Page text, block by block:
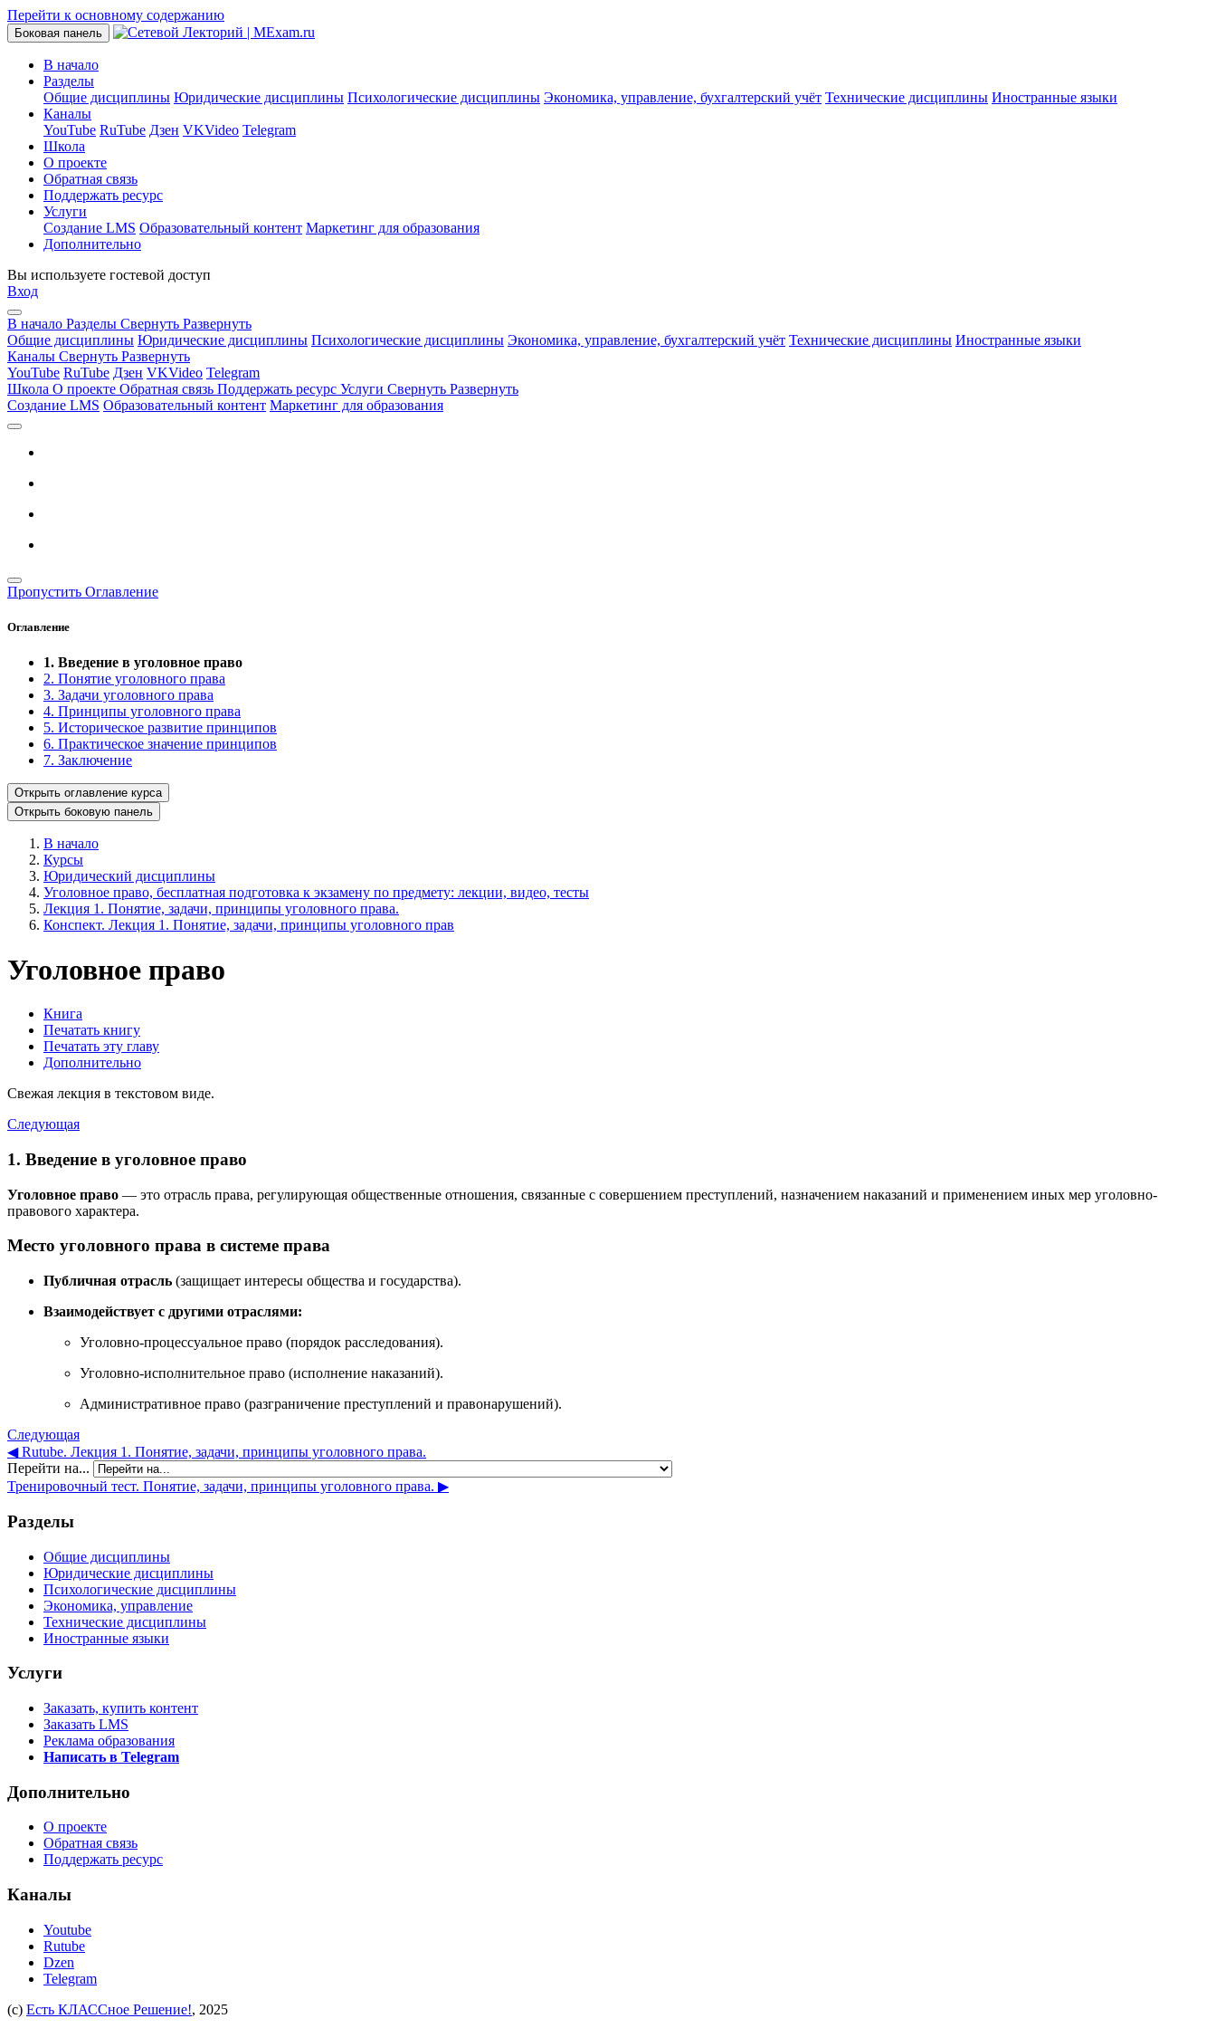
Перейти к основному содержанию
Боковая панель
В начало
Разделы
Общие дисциплины Юридические дисциплины Психологические дисциплины Экономика, управление, бухгалтерский учёт Технические дисциплины Иностранные языки
Каналы
YouTube RuTube Дзен VKVideo Telegram
Школа
О проекте
Обратная связь
Поддержать ресурс
Услуги
Создание LMS Образовательный контент Маркетинг для образования
Дополнительно
Вы используете гостевой доступ
Вход
В начало Разделы Свернуть Развернуть
Общие дисциплины Юридические дисциплины Психологические дисциплины Экономика, управление, бухгалтерский учёт Технические дисциплины Иностранные языки
Каналы Свернуть Развернуть
YouTube RuTube Дзен VKVideo Telegram
Школа О проекте Обратная связь Поддержать ресурс Услуги Свернуть Развернуть
Создание LMS Образовательный контент Маркетинг для образования
Пропустить Оглавление
Оглавление
1. Введение в уголовное право
2. Понятие уголовного права
3. Задачи уголовного права
4. Принципы уголовного права
5. Историческое развитие принципов
6. Практическое значение принципов
7. Заключение
Открыть оглавление курса
Открыть боковую панель
В начало
Курсы
Юридический дисциплины
Уголовное право, бесплатная подготовка к экзамену по предмету: лекции, видео, тесты
Лекция 1. Понятие, задачи, принципы уголовного права.
Конспект. Лекция 1. Понятие, задачи, принципы уголовного прав
Уголовное право
Книга
Печатать книгу
Печатать эту главу
Дополнительно
Свежая лекция в текстовом виде.
Следующая
1. Введение в уголовное право
Уголовное право — это отрасль права, регулирующая общественные отношения, связанные с совершением преступлений, назначением наказаний и применением иных мер уголовно-
правового характера.
Место уголовного права в системе права
Публичная отрасль (защищает интересы общества и государства).
Взаимодействует с другими отраслями:
Уголовно-процессуальное право (порядок расследования).
Уголовно-исполнительное право (исполнение наказаний).
Административное право (разграничение преступлений и правонарушений).
Следующая
◀︎ Rutube. Лекция 1. Понятие, задачи, принципы уголовного права.
Перейти на...
Тренировочный тест. Понятие, задачи, принципы уголовного права. ▶︎
Разделы
Общие дисциплины
Юридические дисциплины
Психологические дисциплины
Экономика, управление
Технические дисциплины
Иностранные языки
Услуги
Заказать, купить контент
Заказать LMS
Реклама образования
Написать в Telegram
Дополнительно
О проекте
Обратная связь
Поддержать ресурс
Каналы
Youtube
Rutube
Dzen
Telegram
(c) Есть КЛАССное Решение!, 2025